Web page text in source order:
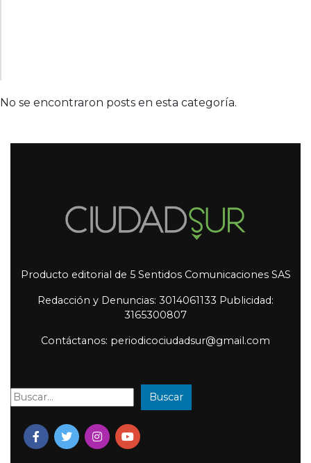
No se encontraron posts en esta categoría.
Producto editorial de 5 Sentidos Comunicaciones SAS
Redacción y Denuncias: 3014061133 Publicidad:
3165300807
Contáctanos: periodicociudadsur@gmail.com
Buscar: Buscar